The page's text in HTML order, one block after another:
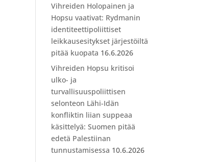
Vihreiden Holopainen ja
Hopsu vaativat: Rydmanin
identiteettipoliittiset
leikkausesitykset järjestöiltä
pitää kuopata 16.6.2026
Vihreiden Hopsu kritisoi
ulko- ja
turvallisuuspoliittisen
selonteon Lähi-Idän
konfliktin liian suppeaa
käsittelyä: Suomen pitää
edetä Palestiinan
tunnustamisessa 10.6.2026